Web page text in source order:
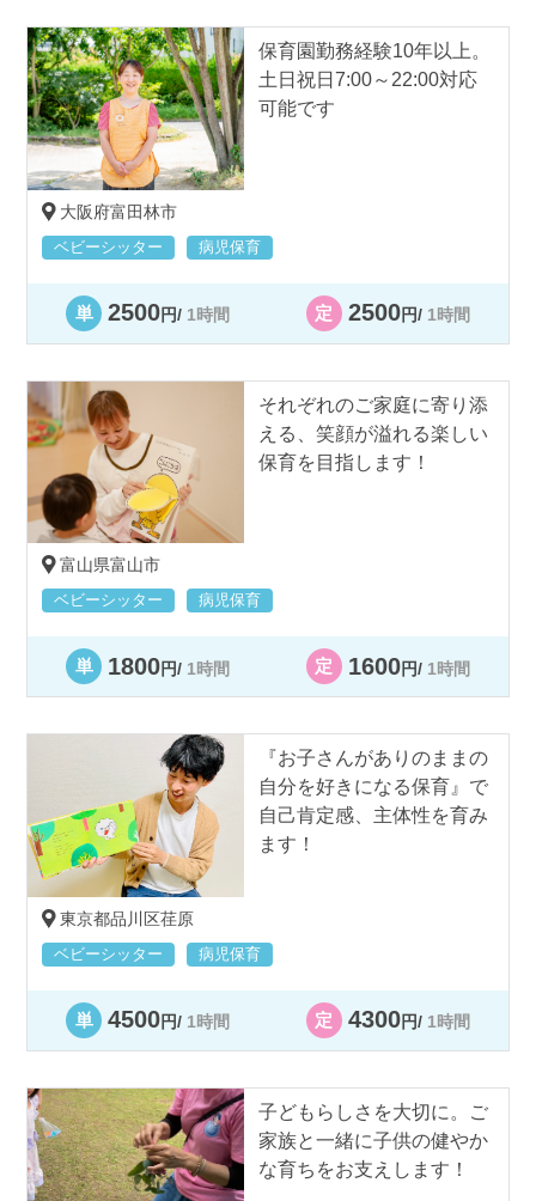
保育園勤務経験10年以上。
土日祝日7:00～22:00対応
可能です
大阪府富田林市
ベビーシッター 病児保育
単 2500円/ 1時間 定 2500円/ 1時間
それぞれのご家庭に寄り添
える、笑顔が溢れる楽しい
保育を目指します！
富山県富山市
ベビーシッター 病児保育
単 1800円/ 1時間 定 1600円/ 1時間
『お子さんがありのままの
自分を好きになる保育』で
自己肯定感、主体性を育み
ます！
東京都品川区荏原
ベビーシッター 病児保育
単 4500円/ 1時間 定 4300円/ 1時間
子どもらしさを大切に。ご
家族と一緒に子供の健やか
な育ちをお支えします！